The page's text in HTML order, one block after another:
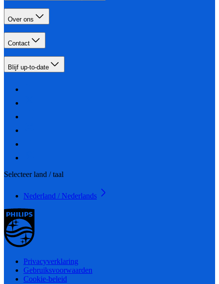
Over ons
Contact
Blijf up-to-date
Selecteer land / taal
Nederland / Nederlands
Privacyverklaring
Gebruiksvoorwaarden
Cookie-beleid